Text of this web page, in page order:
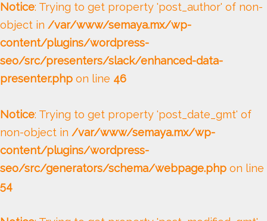
Notice: Trying to get property 'post_author' of non-
object in /var/www/semaya.mx/wp-
content/plugins/wordpress-
seo/src/presenters/slack/enhanced-data-
presenter.php on line 46
Notice: Trying to get property 'post_date_gmt' of
non-object in /var/www/semaya.mx/wp-
content/plugins/wordpress-
seo/src/generators/schema/webpage.php on line
54